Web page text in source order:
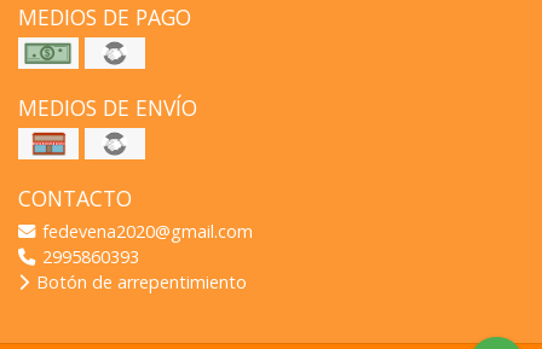
MEDIOS DE PAGO
MEDIOS DE ENVÍO
CONTACTO
fedevena2020@gmail.com
2995860393
Botón de arrepentimiento